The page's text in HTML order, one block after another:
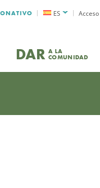
ES
DAR A LA
COMUNIDAD